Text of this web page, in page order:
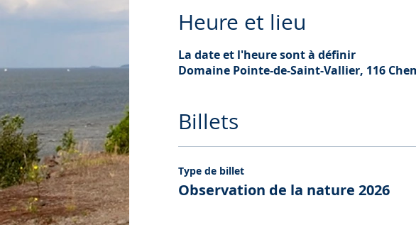
Heure et lieu
La date et l'heure sont à définir
Domaine Pointe-de-Saint-Vallier, 116
Billets
Type de billet
Observation de la nature 2026